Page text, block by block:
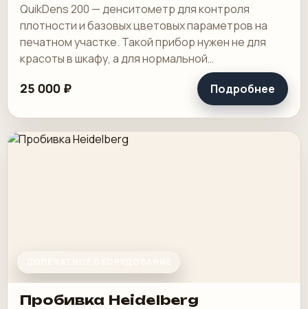
QuikDens 200 — денситометр для контроля
плотности и базовых цветовых параметров на
печатном участке. Такой прибор нужен не для
красоты в шкафу, а для нормальной
повторяемости тиража, особенно на офсете и
другой печати.
25 000 ₽ Подробнее
Пробивка Heidelberg